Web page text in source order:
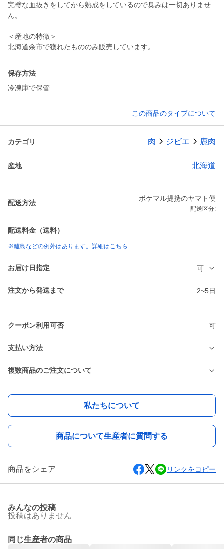
完璧な血抜きをしてから熟成をしているので臭みは一切ありませ
ん。
＜産地の特徴＞
北海道余市で獲れたもののみ販売しています。
保存方法
冷凍庫で保管
この商品のタイプについて
カテゴリ 肉 ジビエ 鹿肉
産地 北海道
配送方法
ポケマル提携のヤマト便
配送区分:
配送料金（送料）
※離島などの例外はあります。詳細はこちら
お届け日指定 可
注文から発送まで 2~5日
クーポン利用可否 可
支払い方法
複数商品のご注文について
私たちについて
商品について生産者に質問する
商品をシェア リンクをコピー
みんなの投稿
投稿はありません
同じ生産者の商品